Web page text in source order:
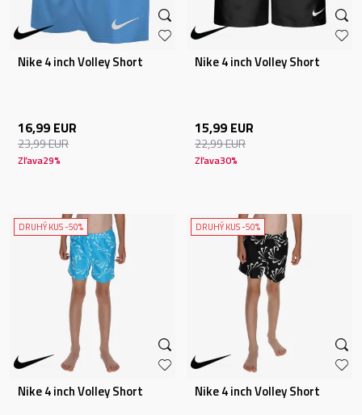
Nike 4 inch Volley Short
16,99 EUR
23,99EUR
Zľava29%
Nike 4 inch Volley Short
15,99 EUR
22,99EUR
Zľava30%
DRUHÝ KUS -50%
Nike 4 inch Volley Short
DRUHÝ KUS -50%
Nike 4 inch Volley Short